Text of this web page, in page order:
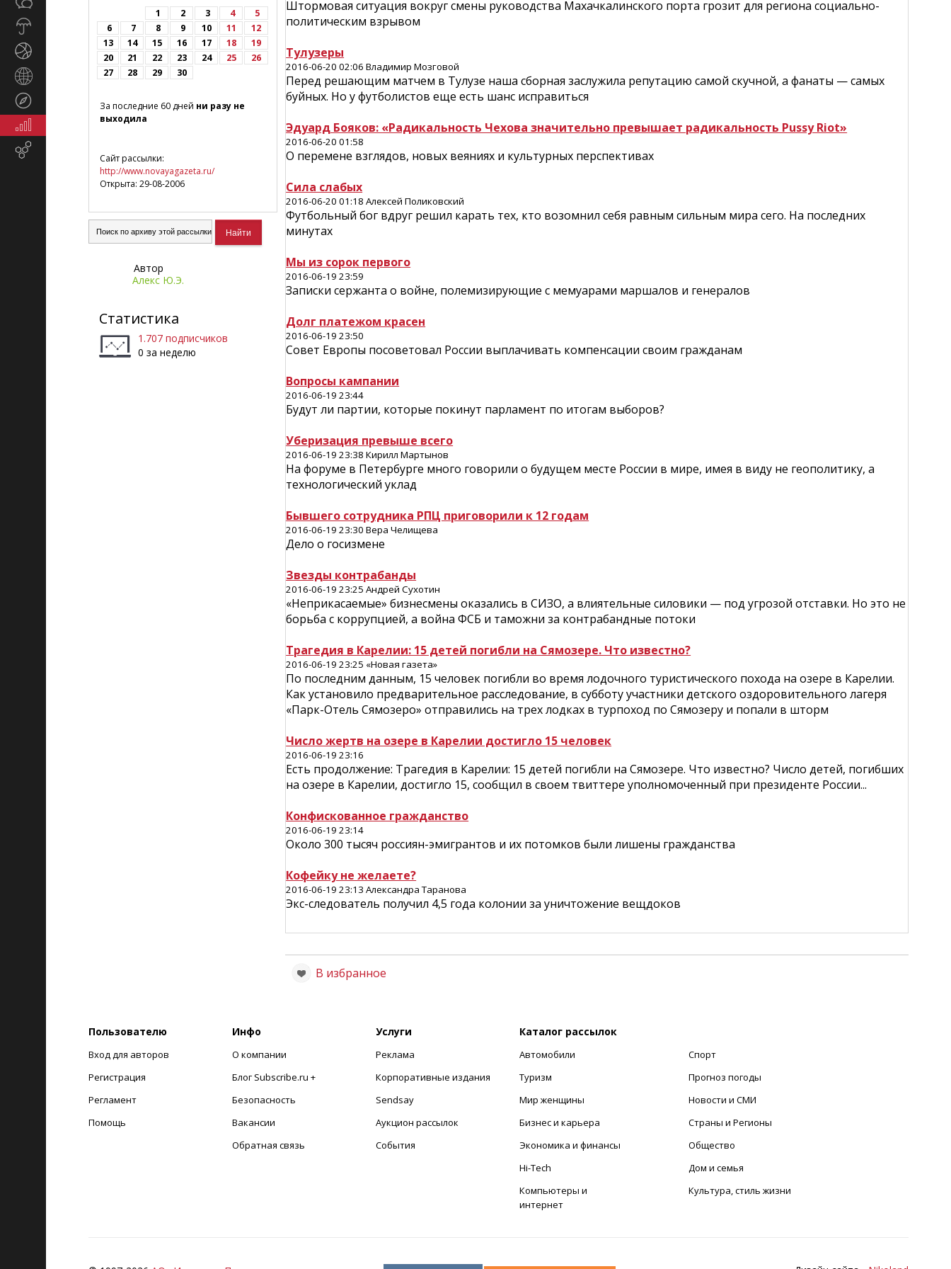
Экономика
маркетинг
1 2 3 4
5
6
7 8 9 10 11
12
13
14 15 16 17 18
19
20
21 22 23 24 25
26
27
28 29 30
За последние 60 дней ни разу не
выходила
Сайт рассылки:
http://www.novayagazeta.ru/
Открыта: 29-08-2006
Автор
Алекс Ю.Э.
Статистика
1.707 подписчиков
0 за неделю
Штормовая ситуация вокруг смены руководства Махачкалинского порта грозит для региона социально-
политическим взрывом
Тулузеры
2016-06-20 02:06 Владимир Мозговой
Перед решающим матчем в Тулузе наша сборная заслужила репутацию самой скучной, а фанаты — самых
буйных. Но у футболистов еще есть шанс исправиться
Эдуард Бояков: «Радикальность Чехова значительно превышает радикальность Pussy Riot»
2016-06-20 01:58
О перемене взглядов, новых веяниях и культурных перспективах
Сила слабых
2016-06-20 01:18 Алексей Поликовский
Футбольный бог вдруг решил карать тех, кто возомнил себя равным сильным мира сего. На последних
минутах
Мы из сорок первого
2016-06-19 23:59
Записки сержанта о войне, полемизирующие с мемуарами маршалов и генералов
Долг платежом красен
2016-06-19 23:50
Совет Европы посоветовал России выплачивать компенсации своим гражданам
Вопросы кампании
2016-06-19 23:44
Будут ли партии, которые покинут парламент по итогам выборов?
Уберизация превыше всего
2016-06-19 23:38 Кирилл Мартынов
На форуме в Петербурге много говорили о будущем месте России в мире, имея в виду не геополитику, а
технологический уклад
Бывшего сотрудника РПЦ приговорили к 12 годам
2016-06-19 23:30 Вера Челищева
Дело о госизмене
Звезды контрабанды
2016-06-19 23:25 Андрей Сухотин
«Неприкасаемые» бизнесмены оказались в СИЗО, а влиятельные силовики — под угрозой отставки. Но это не
борьба с коррупцией, а война ФСБ и таможни за контрабандные потоки
Трагедия в Карелии: 15 детей погибли на Сямозере. Что известно?
2016-06-19 23:25 «Новая газета»
По последним данным, 15 человек погибли во время лодочного туристического похода на озере в Карелии.
Как установило предварительное расследование, в субботу участники детского оздоровительного лагеря
«Парк-Отель Сямозеро» отправились на трех лодках в турпоход по Сямозеру и попали в шторм
Число жертв на озере в Карелии достигло 15 человек
2016-06-19 23:16
Есть продолжение: Трагедия в Карелии: 15 детей погибли на Сямозере. Что известно? Число детей, погибших
на озере в Карелии, достигло 15, сообщил в своем твиттере уполномоченный при президенте России...
Конфискованное гражданство
2016-06-19 23:14
Около 300 тысяч россиян-эмигрантов и их потомков были лишены гражданства
Кофейку не желаете?
2016-06-19 23:13 Александра Таранова
Экс-следователь получил 4,5 года колонии за уничтожение вещдоков
В избранное
Пользователю
Вход для авторов
Регистрация
Регламент
Помощь
Инфо
О компании
Блог Subscribe.ru +
Безопасность
Вакансии
Обратная связь
Услуги
Реклама
Корпоративные издания
Sendsay
Аукцион рассылок
События
Каталог рассылок
Автомобили
Туризм
Мир женщины
Бизнес и карьера
Экономика и финансы
Hi-Tech
Компьютеры и
интернет
Спорт
Прогноз погоды
Новости и СМИ
Страны и Регионы
Общество
Дом и семья
Культура, стиль жизни